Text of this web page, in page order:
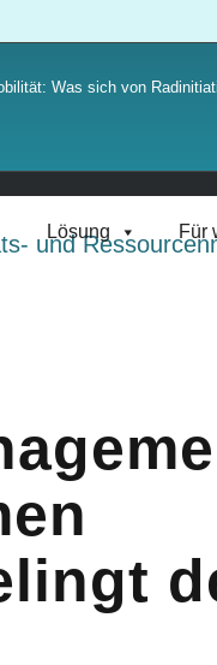
Was sich von
Lösung Für